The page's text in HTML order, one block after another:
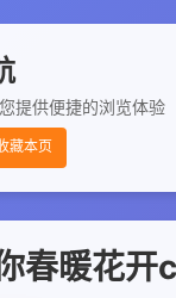
提供便捷的浏览体验
藏本页
春暖花开